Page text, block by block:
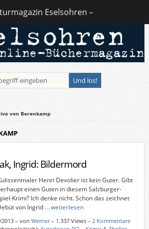
von Berenkamp
Ingrid: Bildermord
Henri Devolier ist kein Guter. Gibt
einen Guten in diesem Salzburger-
Krimi? Ich denke nicht. Schon das zeichnet
von Ingrid … weiterlesen
– von Werner– 1.337 Views – 2 Kommentare
Eselsohren –